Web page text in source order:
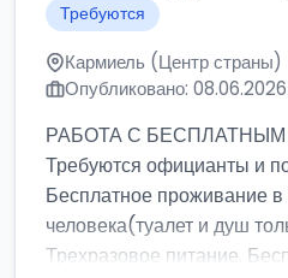
Требуются
Кармиель (Центр страны)
Опубликовано: 08.06.2026
РАБОТА С
Требуются официанты и
Бесплатное проживание в
человека(туалет и душ
Трехразовое питание.